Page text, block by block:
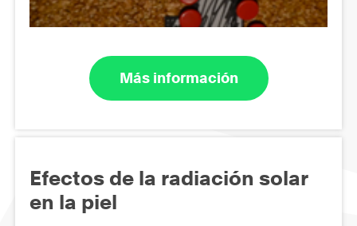
Más información
Efectos de la radiación solar
en la piel